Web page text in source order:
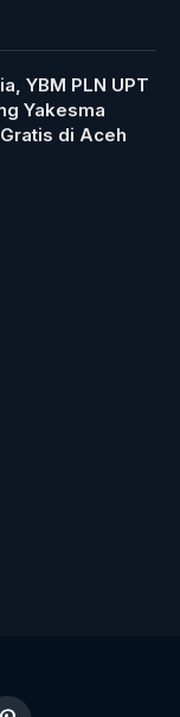
YBM PLN UPT
Yakesma
di Aceh